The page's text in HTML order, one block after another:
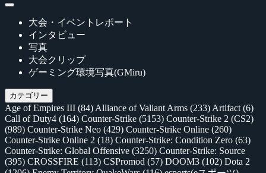
大会・イベントレポート
インタビュー
写真
大会クリップ
ゲーミング環境写真(GMiru)
カテゴリー
Age of Empires III (84) Alliance of Valiant Arms (233) Artifact (6)
Call of Duty4 (164) Counter-Strike (5153) Counter-Strike 2 (CS2)
(989) Counter-Strike Neo (429) Counter-Strike Online (260)
Counter-Strike Online 2 (18) Counter-Strike: Condition Zero (63)
Counter-Strike: Global Offensive (3250) Counter-Strike: Source
(395) CROSSFIRE (113) CSPromod (57) DOOM3 (102) Dota 2